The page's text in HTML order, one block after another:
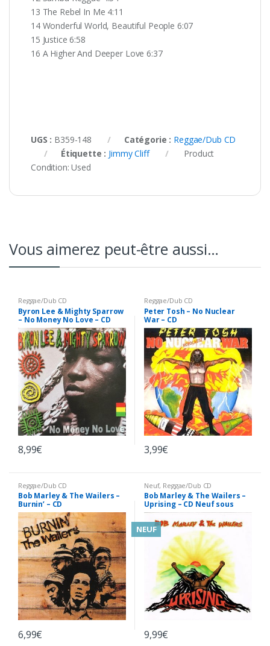
13 The Rebel In Me 4:11
14 Wonderful World, Beautiful People 6:07
15 Justice 6:58
16 A Higher And Deeper Love 6:37
UGS : B359-148 Catégorie : Reggae/Dub CD
Étiquette : Jimmy Cliff
Product
Condition:Used
Vous aimerez peut-être aussi…
Reggae/Dub CD
Byron Lee & Mighty Sparrow
– No Money No Love – CD
8,99€
Reggae/Dub CD
Peter Tosh – No Nuclear
War – CD
3,99€
Reggae/Dub CD
Bob Marley & The Wailers –
Burnin’ – CD
6,99€
Neuf, Reggae/Dub CD
Bob Marley & The Wailers –
Uprising – CD Neuf sous
Blister + 2 titres Bonus
NEUF
9,99€